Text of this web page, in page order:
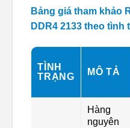
Bảng giá tham khảo
DDR4 2133 theo tình
TÌNH
TRẠNG
MÔ TẢ
Hàng
nguyên